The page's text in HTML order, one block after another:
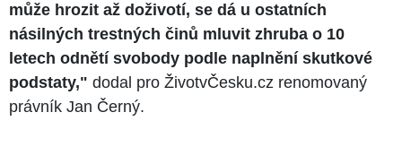
může hrozit až doživotí, se dá u ostatních
násilných trestných činů mluvit zhruba o 10
letech odnětí svobody podle naplnění skutkové
podstaty," dodal pro ŽivotvČesku.cz renomovaný
právník Jan Černý.